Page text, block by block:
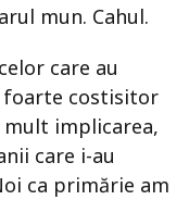
mun. Cahul.
care au
foarte costisitor
implicarea,
care i-au
ca primărie am